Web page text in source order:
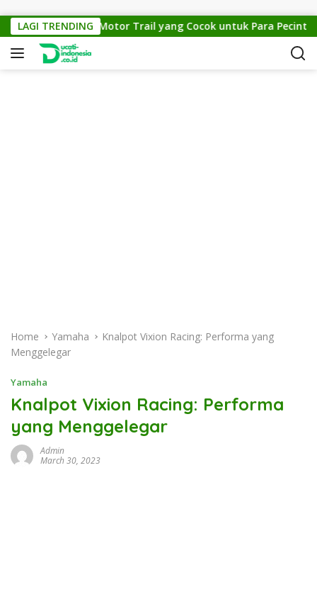
LAGI TRENDING
Cross 150: Motor Trail yang Cocok untuk Para Pecinta Off-
Home Yamaha
Knalpot Vixion Racing: Performa yang
Menggelegar
Yamaha
Knalpot Vixion Racing: Performa
yang Menggelegar
Admin
March 30, 2023